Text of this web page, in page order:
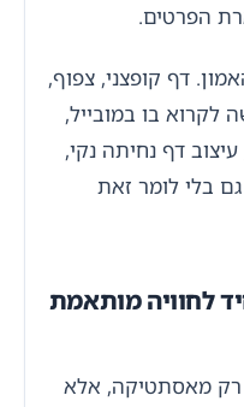
הפרטים.
דף קופצני, צפוף,
לקרוא בו במובייל,
דף נחיתה נקי,
בלי לומר זאת
לחוויה מותאמת
רק מאסתטיקה, אלא